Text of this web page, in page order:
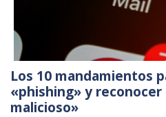
Los 10 mandamientos
«phishing» y
malicioso»